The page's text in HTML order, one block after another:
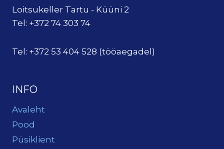
Loitsukeller Tartu - Küüni 2
Tel: +372 74 303 74
Tel: +372 53 404 528 (tööaegadel)
INFO
Avaleht
Pood
Püsiklient